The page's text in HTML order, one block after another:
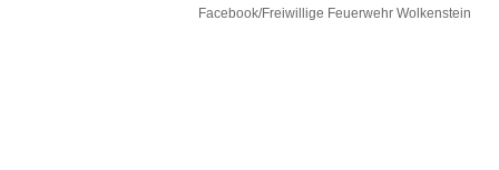
Facebook/Freiwillige Feuerwehr Wolkenstein